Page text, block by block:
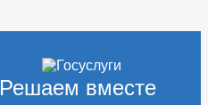
Решаем вместе